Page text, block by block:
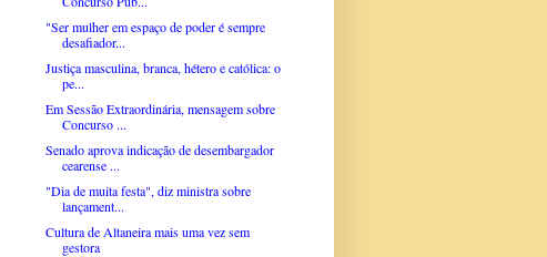
"Ser mulher em espaço de poder é sempre
desafiador...
Justiça masculina, branca, hétero e católica: o
pe...
Em Sessão Extraordinária, mensagem sobre
Concurso ...
Senado aprova indicação de desembargador
cearense ...
"Dia de muita festa", diz ministra sobre
lançament...
Cultura de Altaneira mais uma vez sem
gestora